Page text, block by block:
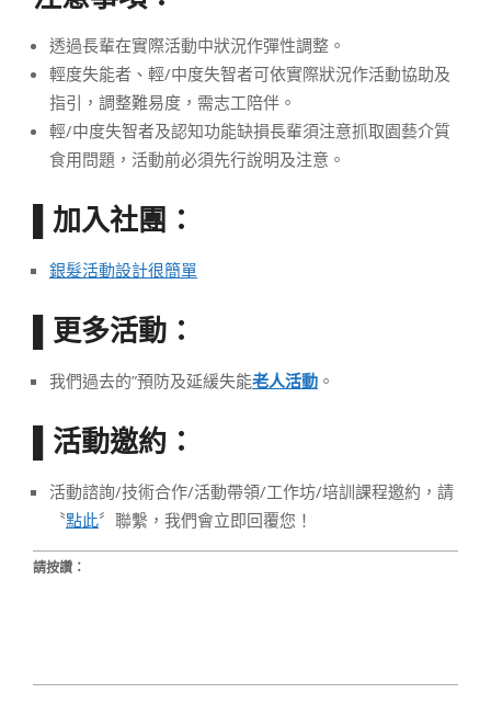
透過長輩在實際活動中狀況作彈性調整。
輕度失能者、輕/中度失智者可依實際狀況作活動協助及
指引，調整難易度，需志工陪伴。
輕/中度失智者及認知功能缺損長輩須注意抓取園藝介質
食用問題，活動前必須先行說明及注意。
加入社團：
銀髮活動設計很簡單
更多活動：
我們過去的”預防及延緩失能老人活動 。
活動邀約：
活動諮詢/技術合作/活動帶領/工作坊/培訓課程邀約，請
〝點此〞聯繫，我們會立即回覆您！
請按讚：